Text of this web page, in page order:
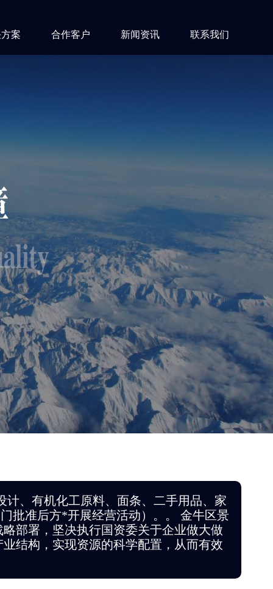
案 合作客户 新闻资讯 联系我们
、有机化工原料、面条、二手用品、家
批准后方*开展经营活动）。。 金牛区景
部署，坚决执行国资委关于企业做大做
结构，实现资源的科学配置，从而有效